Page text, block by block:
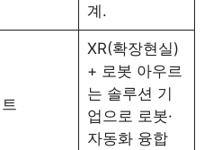
계.
XR(확장현실)
+ 로봇 아우르
는 솔루션 기
업으로 로봇·
자동화 융합